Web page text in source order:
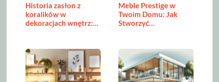
Historia zasłon z
koralików w
dekoracjach wnętrz:
Meble Prestige w
Twoim Domu: Jak
Stworzyć…